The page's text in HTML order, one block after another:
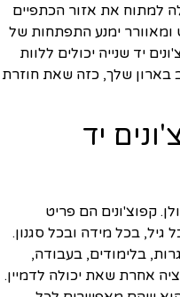
למתוח את אזור הכתפיים
ומאוורר ימנע התפתחות של
יד שנייה יכולים ללוות
בארון שלך, כזה שאת חוזרת
יד
קפוצ'ונים הם פריט
גיל, בכל מידה ובכל סגנון.
בלימודים, בעבודה,
אחרת שאת יכולה לדמיין.